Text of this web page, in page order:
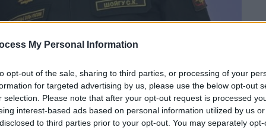
My Personal Information
opt-out of the sale, sharing to third parties, or processing of your
for targeted advertising by us, please use the below opt-out
selection. Please note that after your opt-out request is processed
interest-based ads based on personal information utilized by us
to third parties prior to your opt-out. You may separately